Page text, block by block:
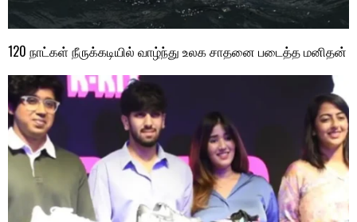
120 நாட்கள் நீருக்கடியில் வாழ்ந்து உலக சாதனை படைத்த மனிதன்